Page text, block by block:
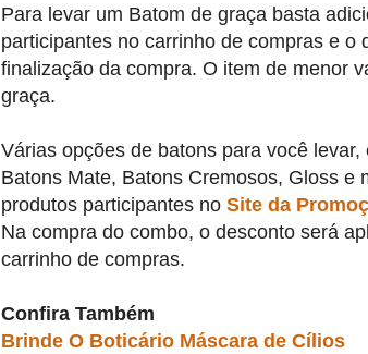
Para levar um Batom de graça basta
participantes no carrinho de compras e o
finalização da compra. O item de menor
graça.
Várias opções de batons para você
Batons Mate, Batons Cremosos, Gloss e
produtos participantes no Site da
Na compra do combo, o desconto será
carrinho de compras.
Confira Também
Brinde O Boticário Máscara de Cílios